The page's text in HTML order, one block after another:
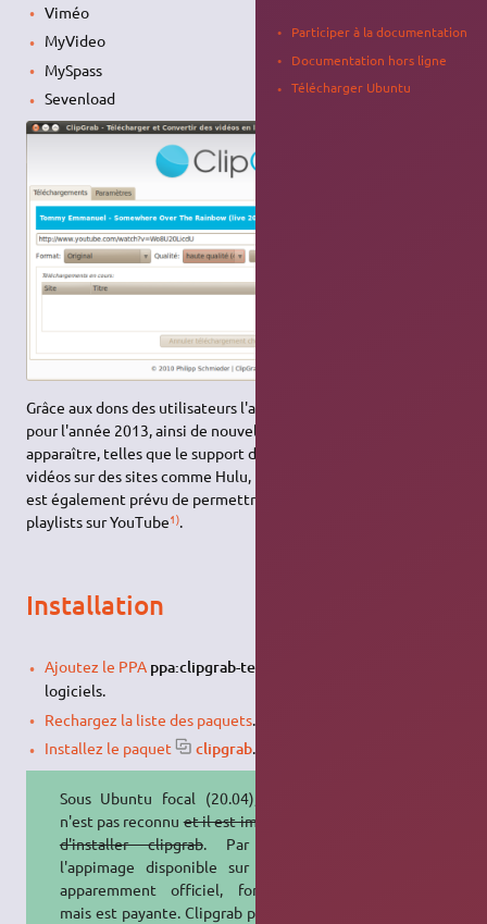
Viméo
MyVideo
MySpass
Sevenload
Grâce aux dons des utilisateurs l'avenir de
pour l'année 2013, ainsi de nouvelles fonctionnalités devraient
apparaître, telles que le support du RTMP (téléchargement des
vidéos sur des sites comme Hulu, la BBC, Arte, et d'autres). Il
est également prévu de permettre le téléchargement des
playlists sur YouTube1).
Installation
Ajoutez le PPA ppa:clipgrab-team/ppa
logiciels.
Rechargez la liste des paquets.
Installez le paquet
clipgrab.
Sous Ubuntu focal (20.04), le ppa
n'est pas reconnuet il est impossible
d'installer clipgrab. Par contre
l'appimage disponible sur le site,
apparemment officiel, fonctionne
mais est payante. Clipgrab peut être
Participer à la documentation
Documentation hors ligne
Télécharger Ubuntu